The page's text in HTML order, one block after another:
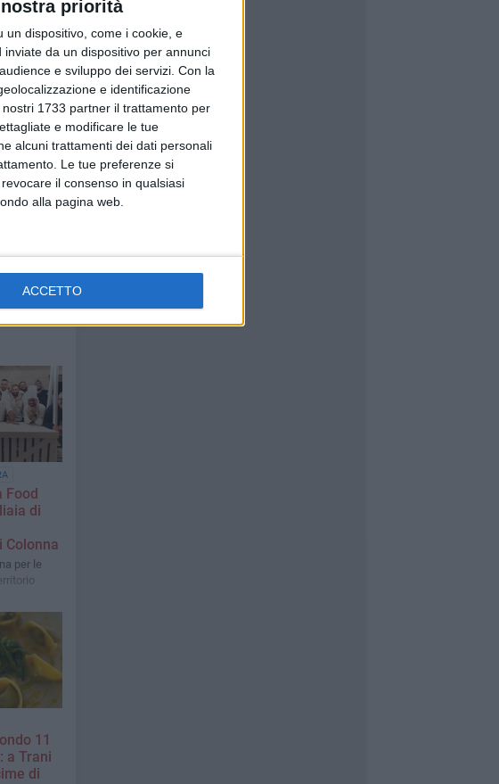
priorità
un dispositivo, come i cookie, e
da un dispositivo per annunci
e sviluppo dei servizi. Con la
e identificazione
1733 partner il trattamento per
e modificare le tue
alcuni trattamenti dei dati personali
Le tue preferenze si
il consenso in qualsiasi
alla pagina web.
ACCETTO
Food
di
Colonna
per le
11
a Trani
di